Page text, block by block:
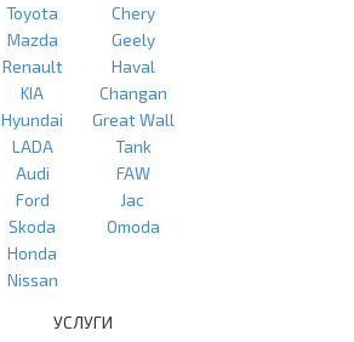
Toyota
Mazda
Renault
KIA
Hyundai
LADA
Audi
Ford
Skoda
Honda
Nissan
Chery
Geely
Haval
Changan
Great Wall
Tank
FAW
Jac
Omoda
УСЛУГИ